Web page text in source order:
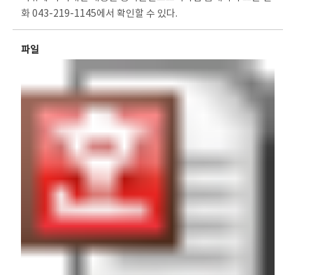
화 043-219-1145에서 확인할 수 있다.
파일